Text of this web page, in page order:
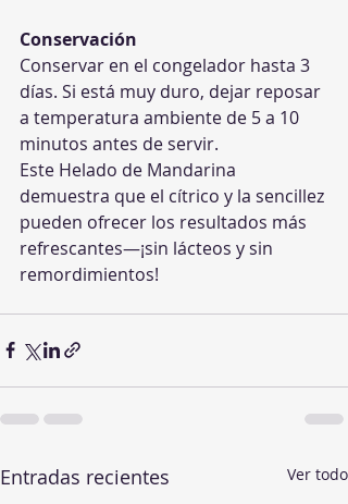
Conservación
Conservar en el congelador hasta 3
días. Si está muy duro, dejar reposar
a temperatura ambiente de 5 a 10
minutos antes de servir.
Este Helado de Mandarina
demuestra que el cítrico y la sencillez
pueden ofrecer los resultados más
refrescantes—¡sin lácteos y sin
remordimientos!
Entradas recientes Ver todo